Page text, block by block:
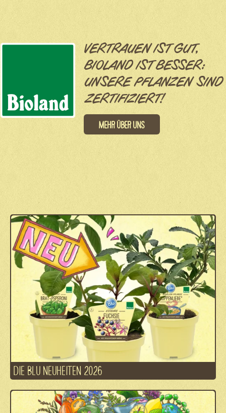
VERTRAUEN IST GUT,
BIOLAND IST BESSER:
UNSERE PFLANZEN SIND
ZERTIFIZIERT!
Mehr über uns
DIE BLU NEUHEITEN 2026